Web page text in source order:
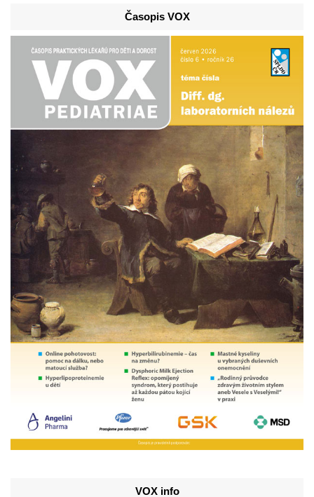
Časopis VOX
VOX info